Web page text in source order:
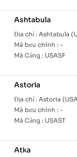
Ashtabula
Địa chỉ : Ashtabula
Mã bưu chính : -
Mã Cảng : USASF
Astoria
Địa chỉ : Astoria
Mã bưu chính : -
Mã Cảng : USAST
Atka